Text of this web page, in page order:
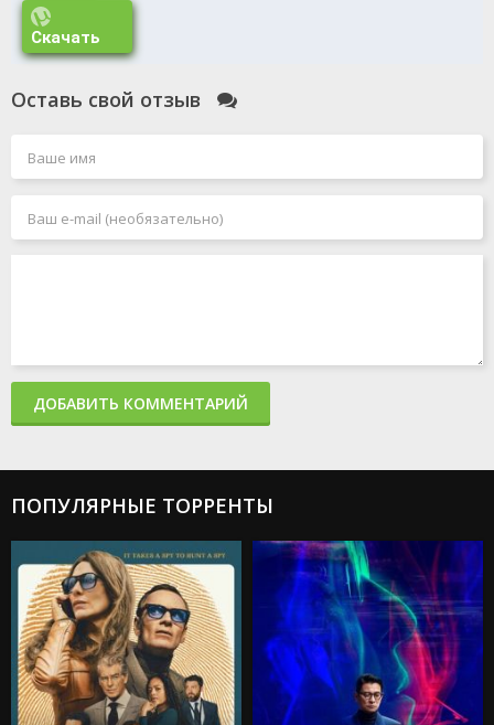
Скачать
Оставь свой отзыв
ДОБАВИТЬ КОММЕНТАРИЙ
ПОПУЛЯРНЫЕ ТОРРЕНТЫ